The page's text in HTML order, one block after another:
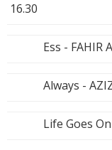
16.30
Ess - FAHIR
Always -
Life Goes